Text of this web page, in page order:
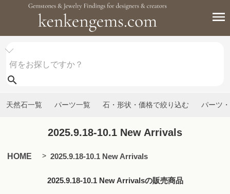
天然石一覧 パーツ一覧 石・形状・価格で絞り込む パーツ
2025.9.18-10.1 New Arrivals
HOME 2025.9.18-10.1 New Arrivals
2025.9.18-10.1 New Arrivalsの販売商品